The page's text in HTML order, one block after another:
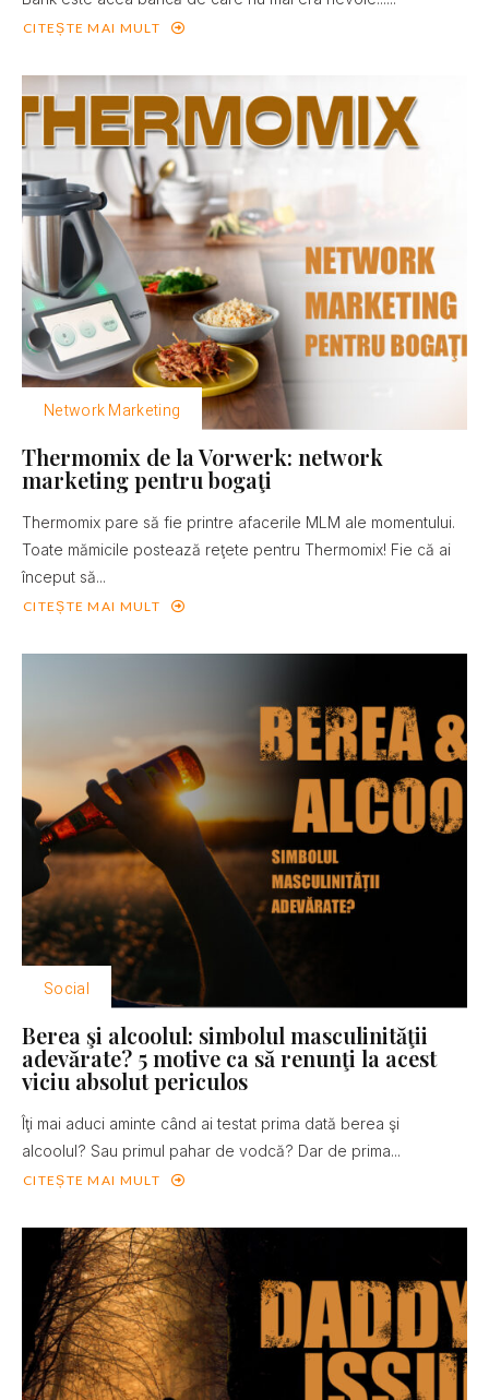
CITEȘTE MAI MULT
Network Marketing
Thermomix de la Vorwerk: network
marketing pentru bogaţi
Thermomix pare să fie printre afacerile MLM ale momentului.
Toate mămicile postează reţete pentru Thermomix! Fie că ai
început să...
CITEȘTE MAI MULT
Social
Berea şi alcoolul: simbolul masculinităţii
adevărate? 5 motive ca să renunţi la acest
viciu absolut periculos
Îţi mai aduci aminte când ai testat prima dată berea şi
alcoolul? Sau primul pahar de vodcă? Dar de prima...
CITEȘTE MAI MULT